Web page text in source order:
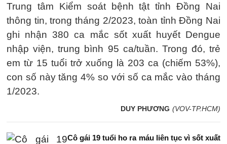
Trung tâm Kiểm soát bệnh tật tỉnh Đồng Nai
thông tin, trong tháng 2/2023, toàn tỉnh Đồng Nai
ghi nhận 380 ca mắc sốt xuất huyết Dengue
nhập viện, trung bình 95 ca/tuần. Trong đó, trẻ
em từ 15 tuổi trở xuống là 203 ca (chiếm 53%),
con số này tăng 4% so với số ca mắc vào tháng
1/2023.
DUY PHƯƠNG (VOV-TP.HCM)
Cô gái 19 tuổi ho ra máu liên tục vì sốt xuất